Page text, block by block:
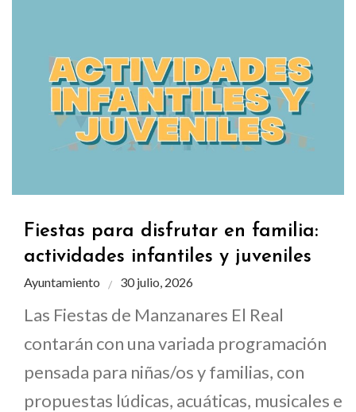
Fiestas para disfrutar en familia:
actividades infantiles y juveniles
Ayuntamiento 30 julio, 2026
Las Fiestas de Manzanares El Real
contarán con una variada programación
pensada para niñas/os y familias, con
propuestas lúdicas, acuáticas, musicales e